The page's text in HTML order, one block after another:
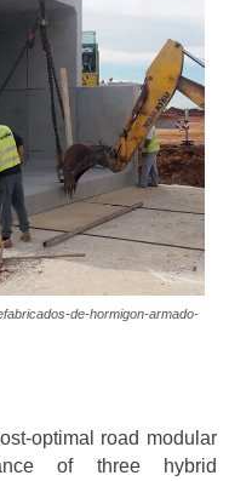
de-hormigon-armado-
optimal road modular
of three hybrid